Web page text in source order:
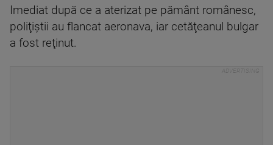
Imediat după ce a aterizat pe pământ românesc,
poliţiştii au flancat aeronava, iar cetăţeanul bulgar
a fost reţinut.